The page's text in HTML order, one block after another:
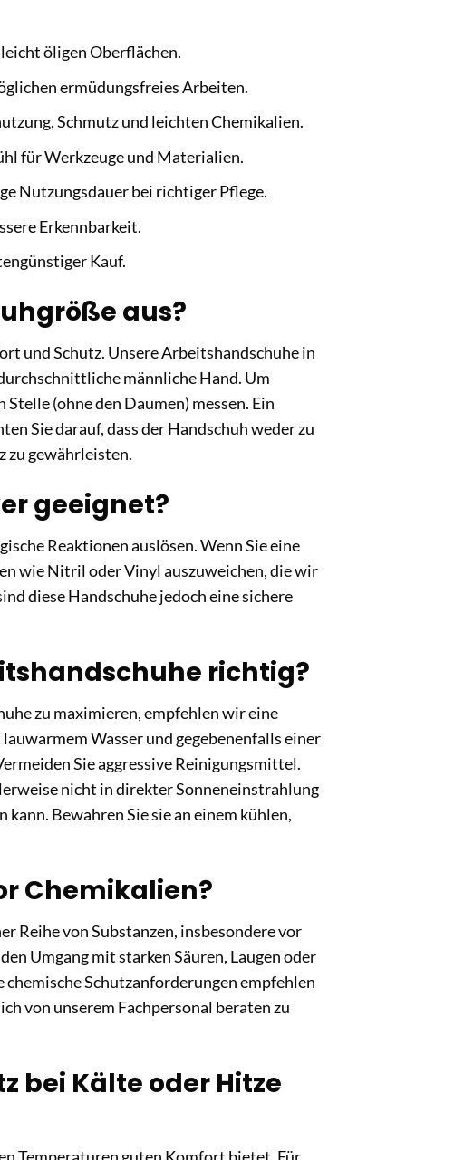
öligen Oberflächen.
ermüdungsfreies Arbeiten.
Schmutz und leichten Chemikalien.
für Werkzeuge und Materialien.
Nutzungsdauer bei richtiger Pflege.
Erkennbarkeit.
Kauf.
aus?
und Schutz. Unsere Arbeitshandschuhe in
männliche Hand. Um
(ohne den Daumen) messen. Ein
Sie darauf, dass der Handschuh weder zu
zu gewährleisten.
geeignet?
Reaktionen auslösen. Wenn Sie eine
wie Nitril oder Vinyl auszuweichen, die wir
diese Handschuhe jedoch eine sichere
richtig?
zu maximieren, empfehlen wir eine
Wasser und gegebenenfalls einer
Sie aggressive Reinigungsmittel.
nicht in direkter Sonneneinstrahlung
Bewahren Sie sie an einem kühlen,
Chemikalien?
Reihe von Substanzen, insbesondere vor
Umgang mit starken Säuren, Laugen oder
Schutzanforderungen empfehlen
von unserem Fachpersonal beraten zu
bei Kälte oder Hitze